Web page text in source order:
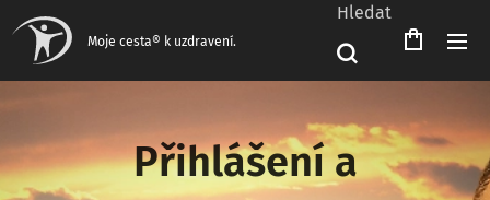
Moje cesta® k uzdravení.
Hledat
Přihlášení a
Čeština‎